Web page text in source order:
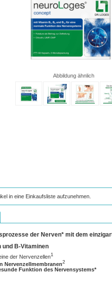
Abbildung ähnlich
in eine Einkaufsliste aufzunehmen.
der Nerven* mit dem
B-Vitaminen
der Nervenzellen1
Nervenzellmembranen2
Funktion des Nervensystems*